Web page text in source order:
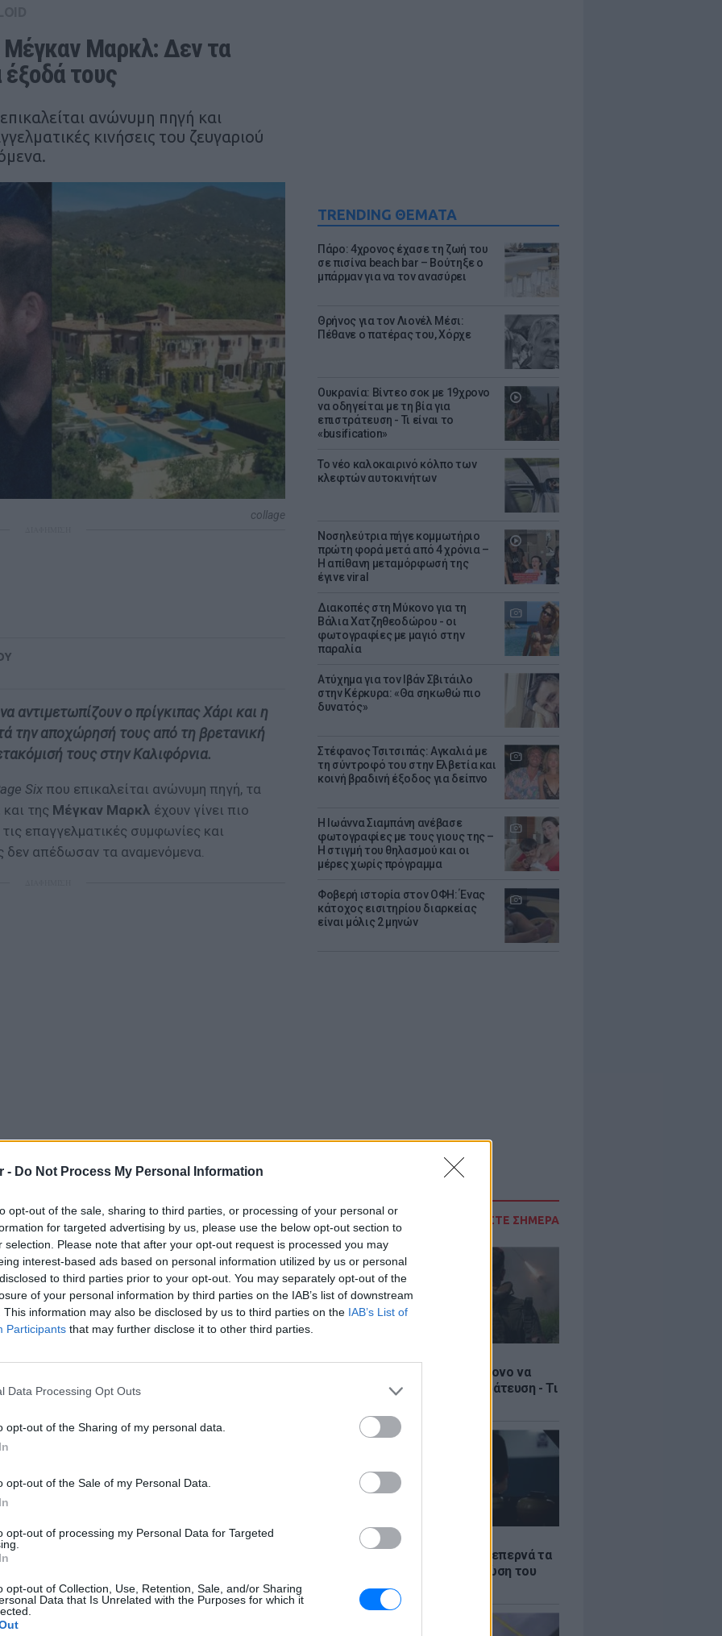
- Do Not Process My Personal Information
opt-out of the sale, sharing to third parties, or processing of your personal or
for targeted advertising by us, please use the below opt-out section to
selection. Please note that after your opt-out request is processed you may
interest-based ads based on personal information utilized by us or personal
to third parties prior to your opt-out. You may separately opt-out of the
of your personal information by third parties on the IAB’s list of downstream
This information may also be disclosed by us to third parties on the IAB’s List of
Participants that may further disclose it to other third parties.
Data Processing Opt Outs
opt-out of the Sharing of my personal data.
opt-out of the Sale of my Personal Data.
opt-out of processing my Personal Data for Targeted
opt-out of Collection, Use, Retention, Sale, and/or Sharing
Data that Is Unrelated with the Purposes for which it
TRENDING ΘΕΜΑΤΑ
Πάρο: 4χρονος έχασε τη ζωή του
σε πισίνα beach bar – Βούτηξε ο
μπάρμαν για να τον ανασύρει
Θρήνος για τον Λιονέλ Μέσι:
Πέθανε ο πατέρας του, Χόρχε
Ουκρανία: Βίντεο σοκ με 19χρονο
να οδηγείται με τη βία για
επιστράτευση - Τι είναι το
«busification»
Το νέο καλοκαιρινό κόλπο των
κλεφτών αυτοκινήτων
Νοσηλεύτρια πήγε κομμωτήριο
πρώτη φορά μετά από 4 χρόνια –
Η απίθανη μεταμόρφωσή της
έγινε viral
Διακοπές στη Μύκονο για τη
Βάλια Χατζηθεοδώρου - οι
φωτογραφίες με μαγιό στην
παραλία
Ατύχημα για τον Ιβάν Σβιτάιλο
στην Κέρκυρα: «Θα σηκωθώ πιο
δυνατός»
Στέφανος Τσιτσιπάς: Αγκαλιά με
τη σύντροφό του στην Ελβετία και
κοινή βραδινή έξοδος για δείπνο
H Ιωάννα Σιαμπάνη ανέβασε
φωτογραφίες με τους γιους της –
Η στιγμή του θηλασμού και οι
μέρες χωρίς πρόγραμμα
Φοβερή ιστορία στον ΟΦΗ: Ένας
κάτοχος εισιτηρίου διαρκείας
είναι μόλις 2 μηνών
ΔΙΑΒΑΣΤΕ ΣΗΜΕΡΑ
Ουκρανία: Βίντεο σοκ με 19χρονο να
οδηγείται με τη βία για επιστράτευση - Τι
ΕΙΔΗΣΕΙΣ
Καύσιμα «φωτιά»: Η βενζίνη ξεπερνά τα
2 ευρώ το λίτρο παρά την πτώση του
αργού πετρελαίου διεθνώς
Μέγκαν Μαρκλ: Δεν τα
τους
ανώνυμη πηγή και
κινήσεις του ζευγαριού
collage
αντιμετωπίζουν ο πρίγκιπας Χάρι και η
την αποχώρησή τους από τη βρετανική
τους στην Καλιφόρνια.
Six που επικαλείται ανώνυμη πηγή, τα
και της Μέγκαν Μαρκλ έχουν γίνει πιο
επαγγελματικές συμφωνίες και
δεν απέδωσαν τα αναμενόμενα.
αξίας περίπου15 εκατομμυρίων
Καλιφόρνιας . Σύμφωνα με το ίδιο
6 εκατομμύρια δολάρια τον χρόνο
και του τρόπου ζωής τους.
ασφάλεια
την ιδιωτική ασφάλεια της οικογένειας.
ο Χάρι και η Μέγκαν ξοδεύουν περίπου
από τα ανώτερα καθήκοντα της
είχε δηλώσει ότι στόχος τους ήταν να
Λίγο μετά τη μετακόμισή τους στις
συμφωνία ύψους
παραγωγή σειρών και ντοκιμαντέρ μέσω της